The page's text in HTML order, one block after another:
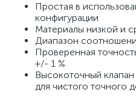
Простая в
конфигурации
Материалы низкой и
Диапазон
Проверенная
+/- 1 %
Высокоточный
для чистого точного